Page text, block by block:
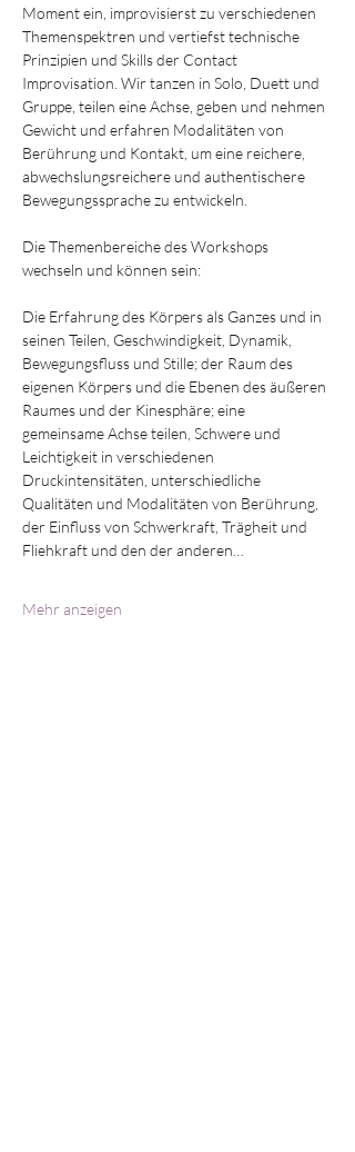
Moment ein, improvisierst zu verschiedenen
Themenspektren und vertiefst technische
Prinzipien und Skills der Contact
Improvisation. Wir tanzen in Solo, Duett und
Gruppe, teilen eine Achse, geben und nehmen
Gewicht und erfahren Modalitäten von
Berührung und Kontakt, um eine reichere,
abwechslungsreichere und authentischere
Bewegungssprache zu entwickeln.
Die Themenbereiche des Workshops
wechseln und können sein:
Die Erfahrung des Körpers als Ganzes und in
seinen Teilen, Geschwindigkeit, Dynamik,
Bewegungsfluss und Stille; der Raum des
eigenen Körpers und die Ebenen des äußeren
Raumes und der Kinesphäre; eine
gemeinsame Achse teilen, Schwere und
Leichtigkeit in verschiedenen
Druckintensitäten, unterschiedliche
Qualitäten und Modalitäten von Berührung,
der Einfluss von Schwerkraft, Trägheit und
Fliehkraft und den der anderen…
Mehr anzeigen